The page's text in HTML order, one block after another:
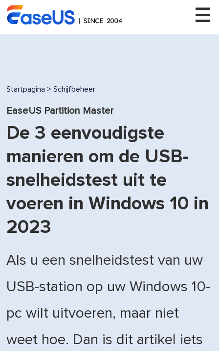
Startpagina > Schijfbeheer
EaseUS Partition Master
De 3 eenvoudigste
manieren om de USB-
snelheidstest uit te
voeren in Windows 10 in
2023
Als u een snelheidstest van uw
USB-station op uw Windows 10-
pc wilt uitvoeren, maar niet
weet hoe. Dan is dit artikel iets